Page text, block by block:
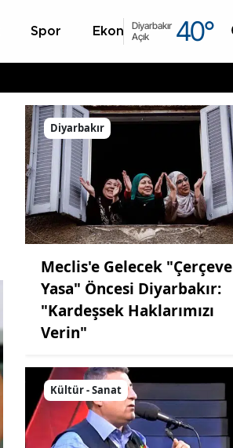
Spor Ekonomi Asayiş
Diyarbakır
Açık
40°
Diyarbakır
Meclis'e Gelecek "Çerçeve
Yasa" Öncesi Diyarbakır:
"Kardeşsek Haklarımızı
Verin"
Kültür - Sanat